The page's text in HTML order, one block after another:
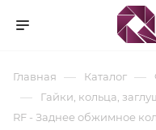
Главная — Каталог —
— Гайки, кольца,
RF - Заднее обжимное